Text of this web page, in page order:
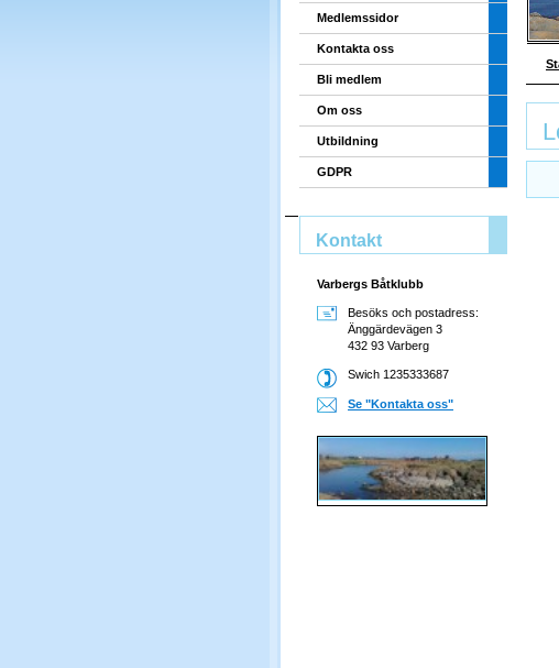
Medlemssidor
Kontakta oss
Bli medlem
Om oss
Utbildning
GDPR
Kontakt
Varbergs Båtklubb
Besöks och postadress:
Änggärdevägen 3
432 93 Varberg
Swich 1235333687
Se "Kontakta oss"